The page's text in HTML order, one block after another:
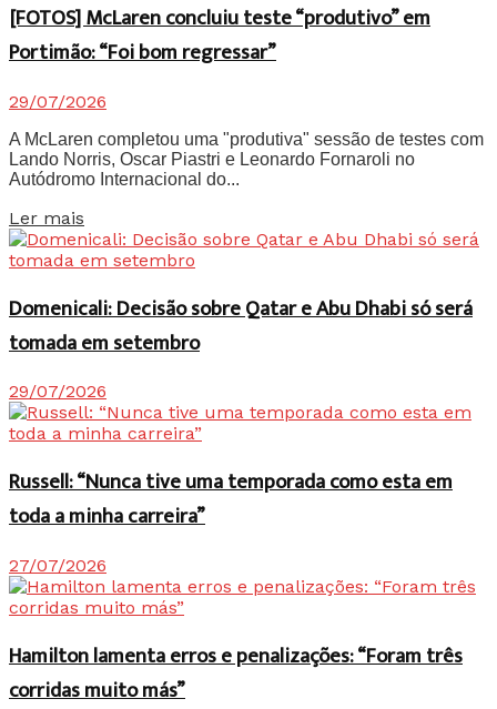
[FOTOS] McLaren concluiu teste “produtivo” em
Portimão: “Foi bom regressar”
29/07/2026
A McLaren completou uma "produtiva" sessão de testes com
Lando Norris, Oscar Piastri e Leonardo Fornaroli no
Autódromo Internacional do...
Ler mais
Domenicali: Decisão sobre Qatar e Abu Dhabi só será
tomada em setembro
29/07/2026
Russell: “Nunca tive uma temporada como esta em
toda a minha carreira”
27/07/2026
Hamilton lamenta erros e penalizações: “Foram três
corridas muito más”